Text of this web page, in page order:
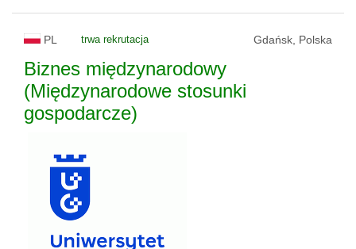
PL trwa rekrutacja Gdańsk, Polska
Biznes międzynarodowy
(Międzynarodowe stosunki
gospodarcze)